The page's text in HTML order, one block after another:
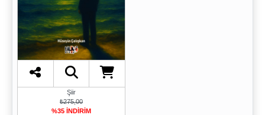
Şiir
₺275,00
%35 İNDİRİM